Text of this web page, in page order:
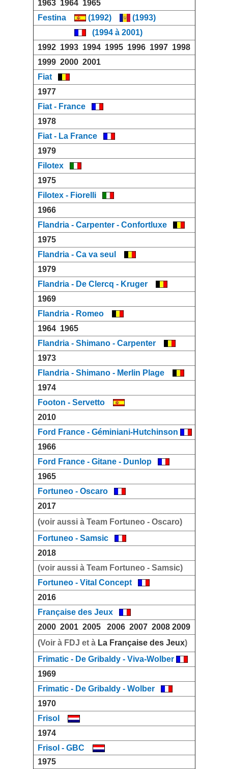
1963 1964 1965
Festina
(1992)
(1993)
(1994 à 2001)
1992 1993 1994 1995 1996 1997 1998
1999 2000 2001
Fiat
1977
Fiat - France
1978
Fiat - La France
1979
Filotex
1975
Filotex - Fiorelli
1966
Flandria - Carpenter - Confortluxe
1975
Flandria - Ca va seul
1979
Flandria - De Clercq - Kruger
1969
Flandria - Romeo
1964 1965
Flandria - Shimano - Carpenter
1973
Flandria - Shimano - Merlin Plage
1974
Footon - Servetto
2010
Ford France - Géminiani-Hutchinson
1966
Ford France - Gitane - Dunlop
1965
Fortuneo - Oscaro
2017
(voir aussi à Team Fortuneo - Oscaro)
Fortuneo - Samsic
2018
(voir aussi à Team Fortuneo - Samsic)
Fortuneo - Vital Concept
2016
Française des Jeux
2000 2001 2005 2006 2007 2008 2009
(Voir à FDJ et à La Française des Jeux)
Frimatic - De Gribaldy - Viva-Wolber
1969
Frimatic - De Gribaldy - Wolber
1970
Frisol
1974
Frisol - GBC
1975